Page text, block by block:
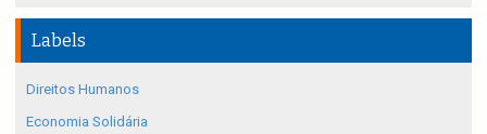
Labels
Direitos Humanos
Economia Solidária